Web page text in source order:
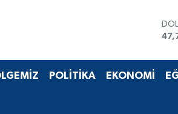
POLİTİKA EKONOMİ